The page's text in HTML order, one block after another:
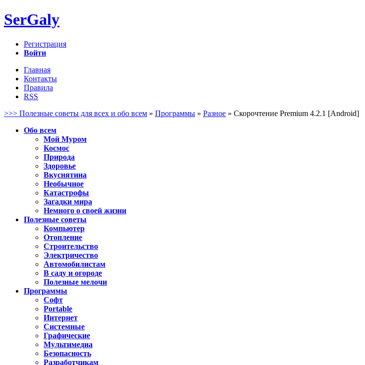
SerGaly
Регистрация
Войти
Главная
Контакты
Правила
RSS
>>> Полезные советы для всех и обо всем » Программы » Разное » Скорочтение Premium 4.2.1 [Android]
Обо всем
Мой Муром
Космос
Природа
Здоровье
Вкуснятина
Необычное
Катастрофы
Загадки мира
Немного о своей жизни
Полезные советы
Компьютер
Отопление
Строительство
Электричество
Автомобилистам
В саду и огороде
Полезные мелочи
Программы
Софт
Portable
Интернет
Системные
Графические
Мультимедиа
Безопасность
Разработчикам